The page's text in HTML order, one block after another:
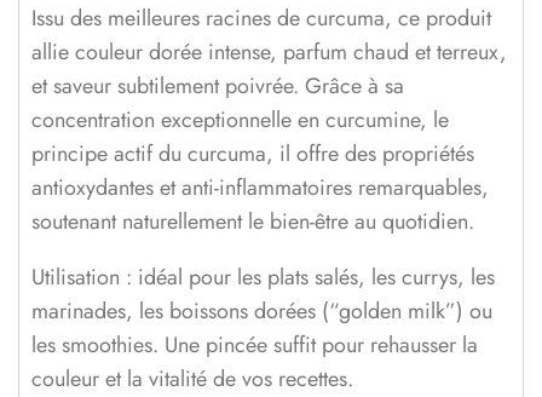
Issu des meilleures racines de curcuma, ce produit
allie couleur dorée intense, parfum chaud et terreux,
et saveur subtilement poivrée. Grâce à sa
concentration exceptionnelle en curcumine, le
principe actif du curcuma, il offre des propriétés
antioxydantes et anti-inflammatoires remarquables,
soutenant naturellement le bien-être au quotidien.
Utilisation : idéal pour les plats salés, les currys, les
marinades, les boissons dorées (“golden milk”) ou
les smoothies. Une pincée suffit pour rehausser la
couleur et la vitalité de vos recettes.